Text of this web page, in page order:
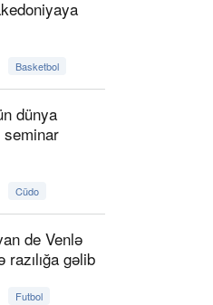
Basketbol
dünya
seminar
Cüdo
de Venlə
gəlib
Futbol